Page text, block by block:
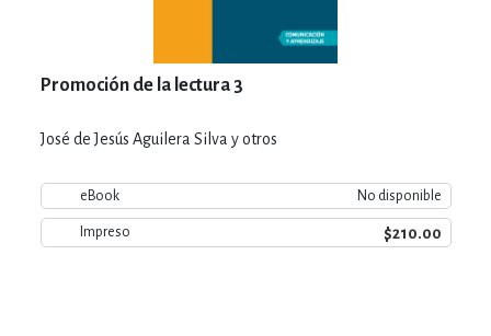
Promoción de la lectura 3
José de Jesús Aguilera Silva y otros
eBook No disponible
Impreso $210.00